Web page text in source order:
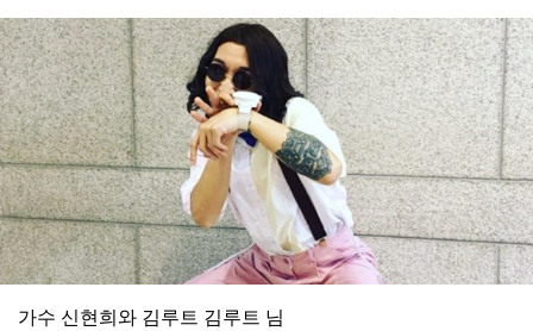
가수 신현희와 김루트 김루트 님